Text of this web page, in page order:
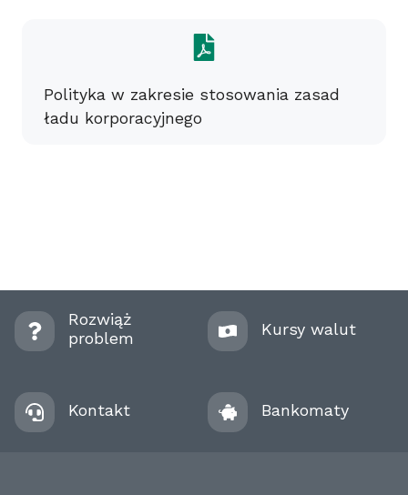
Polityka w zakresie stosowania zasad
ładu korporacyjnego
Rozwiąż
problem
Kursy walut
Kontakt Bankomaty